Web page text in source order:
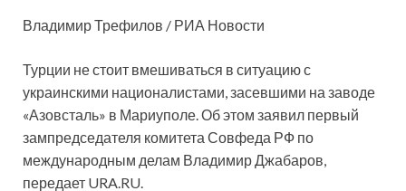
Владимир Трефилов / РИА Новости
Турции не стоит вмешиваться в ситуацию с
украинскими националистами, засевшими на заводе
«Азовсталь» в Мариуполе. Об этом заявил первый
зампредседателя комитета Совфеда РФ по
международным делам Владимир Джабаров,
передает URA.RU.